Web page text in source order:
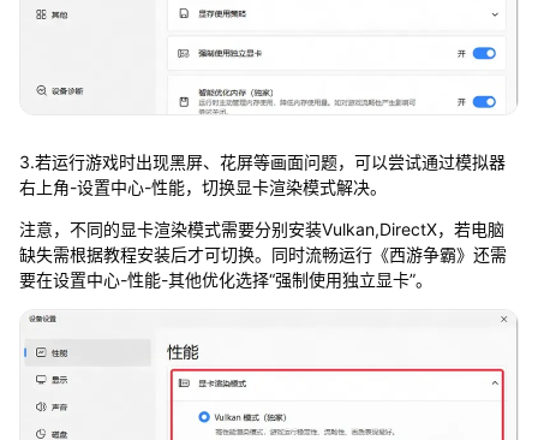
3.若运行游戏时出现黑屏、花屏等画面问题，可以尝试通过模拟器
右上角-设置中心-性能，切换显卡渲染模式解决。
注意，不同的显卡渲染模式需要分别安装Vulkan,DirectX，若电脑
缺失需根据教程安装后才可切换。同时流畅运行《西游争霸》还需
要在设置中心-性能-其他优化选择“强制使用独立显卡”。